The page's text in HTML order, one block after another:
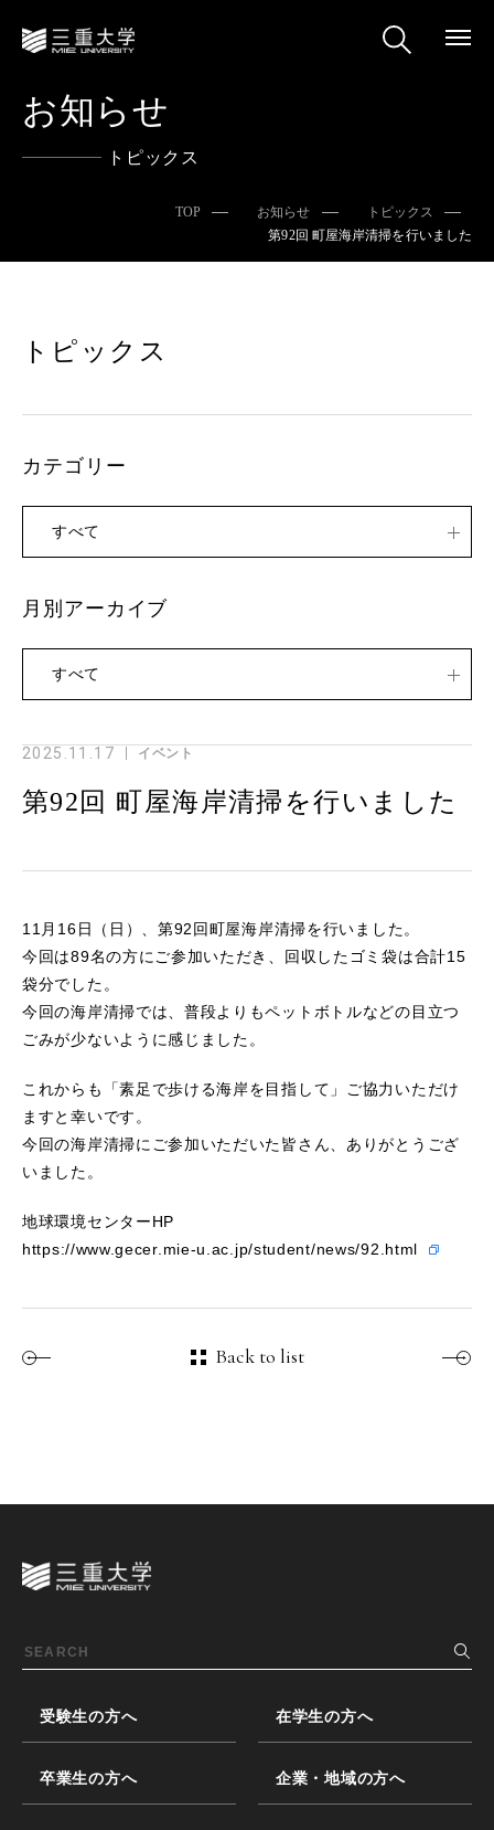
お知らせ
トピックス
TOP お知らせ
トピックス
第92回 町屋海岸清掃を行いました
2025.11.17 イベント
第92回 町屋海岸清掃を行いました
11月16日（日）、第92回町屋海岸清掃を行いました。
今回は89名の方にご参加いただき、回収したゴミ袋は合計15
袋分でした。
今回の海岸清掃では、普段よりもペットボトルなどの目立つ
ごみが少ないように感じました。
これからも「素足で歩ける海岸を目指して」ご協力いただけ
ますと幸いです。
今回の海岸清掃にご参加いただいた皆さん、ありがとうござ
いました。
地球環境センターHP
https://www.gecer.mie-u.ac.jp/student/news/92.html
Back to list
トピックス
カテゴリー
すべて
月別アーカイブ
すべて
受験生の方へ 在学生の方へ
卒業生の方へ 企業・地域の方へ